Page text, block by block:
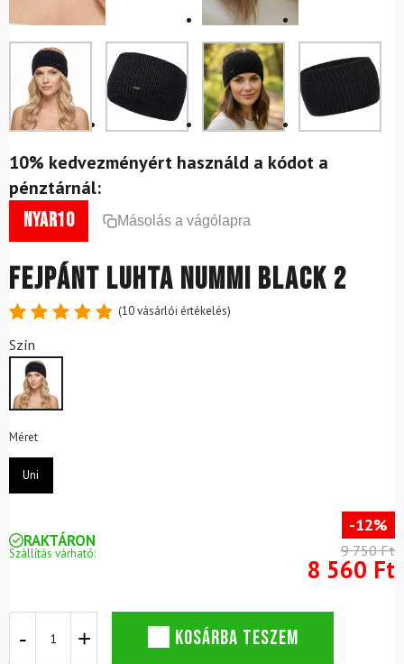
10% kedvezményért használd a kódot a
pénztárnál:
nyar10 Másolás a vágólapra
Fejpánt LUHTA Nummi Black 2
4.9
ből,
értékelés
alapján
(10vásárlói értékelés)
Szín
Méret
Uni
RAKTÁRON
Szállítás várható:
-12%
9 750 Ft
8 560 Ft
LUHTA
KOSÁRBA TESZEM